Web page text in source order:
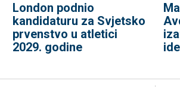
London podnio
kandidaturu za Svjetsko
prvenstvo u atletici
2029. godine